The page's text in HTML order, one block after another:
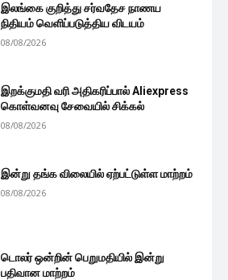
இலங்கை குறித்து சர்வதேச நாணய
நிதியம் வெளிப்படுத்திய விடயம்
08/08/2026
இறக்குமதி வரி அதிகரிப்பால் Aliexpress
கொள்வனவு சேவையில் சிக்கல்
08/08/2026
இன்று தங்க விலையில் ஏற்பட்டுள்ள மாற்றம்
08/08/2026
டொலர் ஒன்றின் பெறுமதியில் இன்று
பதிவான மாற்றம்